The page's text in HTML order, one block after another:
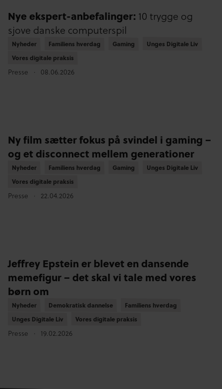
Nye ekspert-anbefalinger: 10 trygge og
sjove danske computerspil
Nyheder
Nyheder Familiens hverdag
Familiens hverdag Gaming
Gaming Unges Digitale Liv
Unges Digitale Liv
Vores digitale praksis
Vores digitale praksis
Presse 08.06.2026
Ny film sætter fokus på svindel i gaming –
og et disconnect mellem generationer
Nyheder
Nyheder Familiens hverdag
Familiens hverdag Gaming
Gaming Unges Digitale Liv
Unges Digitale Liv
Vores digitale praksis
Vores digitale praksis
Presse 22.04.2026
Jeffrey Epstein er blevet en dansende
memefigur – det skal vi tale med vores
børn om
Nyheder
Nyheder Demokratisk dannelse
Demokratisk dannelse Familiens hverdag
Familiens hverdag
Unges Digitale Liv
Unges Digitale Liv Vores digitale praksis
Vores digitale praksis
Presse 19.02.2026